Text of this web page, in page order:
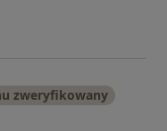
zweryfikowany